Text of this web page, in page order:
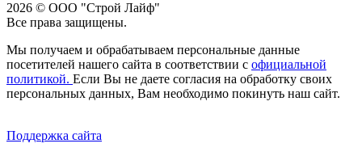
2026 © ООО "Строй Лайф"
Все права защищены.
Мы получаем и обрабатываем персональные данные
посетителей нашего сайта в соответствии с официальной
политикой. Если Вы не даете согласия на обработку своих
персональных данных, Вам необходимо покинуть наш сайт.
Поддержка сайта